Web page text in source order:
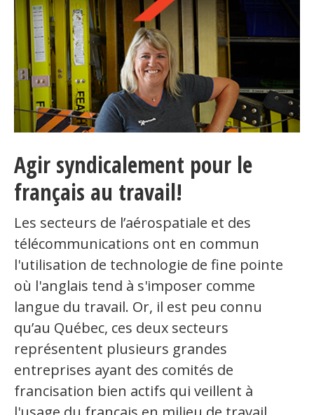
Agir syndicalement pour le
français au travail!
Les secteurs de l’aérospatiale et des
télécommunications ont en commun
l'utilisation de technologie de fine pointe
où l'anglais tend à s'imposer comme
langue du travail. Or, il est peu connu
qu’au Québec, ces deux secteurs
représentent plusieurs grandes
entreprises ayant des comités de
francisation bien actifs qui veillent à